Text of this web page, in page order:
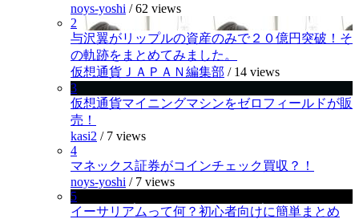
noys-yoshi /62 views
2
与沢翼がリップルの資産のみで２０億円突破！そ
の軌跡をまとめてみました。
仮想通貨ＪＡＰＡＮ編集部 / 14 views
3
仮想通貨マイニングマシンをゼロフィールドが販
売！
kasi2 / 7 views
4
マネックス証券がコインチェック買収？！
noys-yoshi / 7 views
5
イーサリアムって何？初心者向けに簡単まとめ